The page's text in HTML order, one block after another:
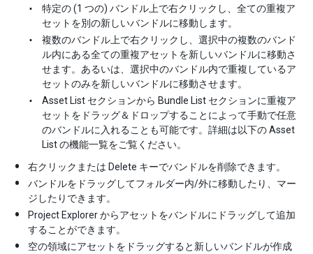
特定の (1 つの) バンドル上で右クリックし、全ての重複ア
セットを別の新しいバンドルに移動します。
複数のバンドル上で右クリックし、選択中の複数のバンド
ル内にある全ての重複アセットを新しいバンドルに移動さ
せます。あるいは、選択中のバンドル内で重複しているア
セットのみを新しいバンドルに移動させます。
Asset List セクションから Bundle List セクションに重複ア
セットをドラッグ＆ドロップすることによって手動で任意
のバンドルに入れることも可能です。詳細は以下の Asset
List の機能一覧をご覧ください。
右クリックまたは Delete キーでバンドルを削除できます。
バンドルをドラッグしてフォルダー内/外に移動したり、マー
ジしたりできます。
Project Explorer からアセットをバンドルにドラッグして追加
することができます。
空の領域にアセットをドラッグすると新しいバンドルが作成